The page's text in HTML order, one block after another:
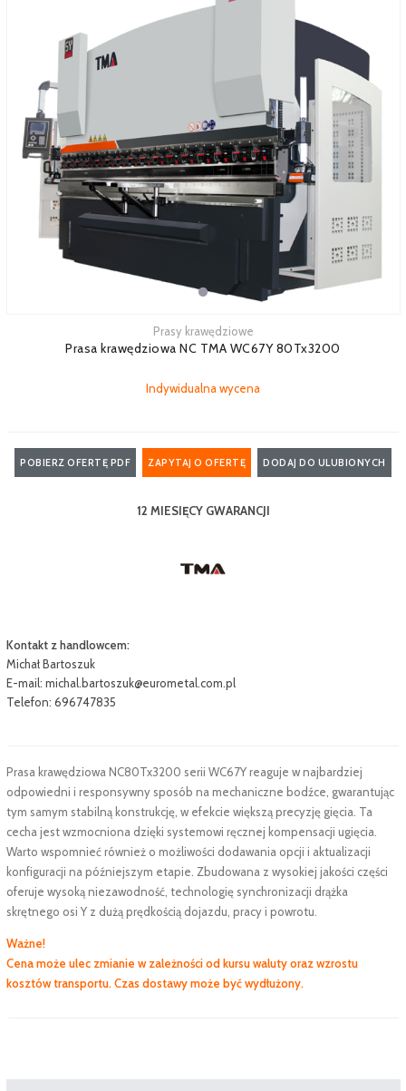
O FIRMIE
Prasy krawędziowe
Prasa krawędziowa NC TMA WC67Y 80Tx3200
Indywidualna wycena
POBIERZ OFERTĘ PDF ZAPYTAJ O OFERTĘ DODAJ DO ULUBIONYCH
12 MIESIĘCY GWARANCJI
Kontakt z handlowcem:
Michał Bartoszuk
E-mail: michal.bartoszuk@eurometal.com.pl
Telefon: 696747835
Prasa krawędziowa NC80Tx3200 serii WC67Y reaguje w najbardziej
odpowiedni i responsywny sposób na mechaniczne bodźce, gwarantując
tym samym stabilną konstrukcję, w efekcie większą precyzję gięcia. Ta
cecha jest wzmocniona dzięki systemowi ręcznej kompensacji ugięcia.
Warto wspomnieć również o możliwości dodawania opcji i aktualizacji
konfiguracji na późniejszym etapie. Zbudowana z wysokiej jakości części
oferuje wysoką niezawodność, technologię synchronizacji drążka
skrętnego osi Y z dużą prędkością dojazdu, pracy i powrotu.
Ważne!
Cena może ulec zmianie w zależności od kursu waluty oraz wzrostu
kosztów transportu. Czas dostawy może być wydłużony.